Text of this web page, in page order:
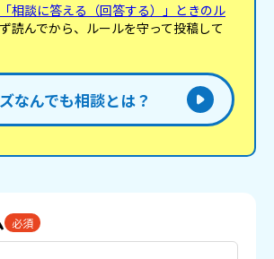
「相談に答える（回答する）」ときのル
読んでから、ルールを守って投稿して
なんでも相談とは？
必須